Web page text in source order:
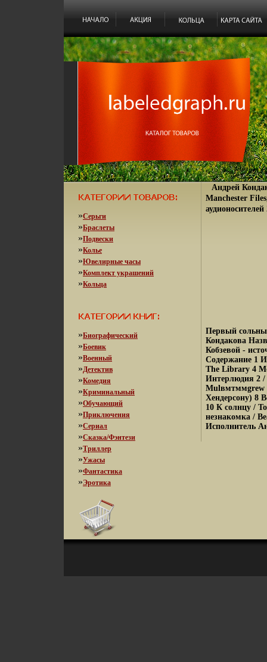
»Серьги
»Браслеты
»Подвески
»Колье
»Ювелирные часы
»Комплект украшений
»Кольца
»Биографический
»Боевик
»Военный
»Детектив
»Комедия
»Криминальный
»Обучающий
»Приключения
»Сериал
»Сказка/Фэнтези
»Триллер
»Ужасы
»Фантастика
»Эротика
Андрей
Manchester
Первый
Кондакова
Кобзевой -
Содержание 1
The Library 4
Интерлюдия 2
Mulвмтммgrew
Хендерсону) 8
10 К солнцу /
незнакомка /
Исполнитель